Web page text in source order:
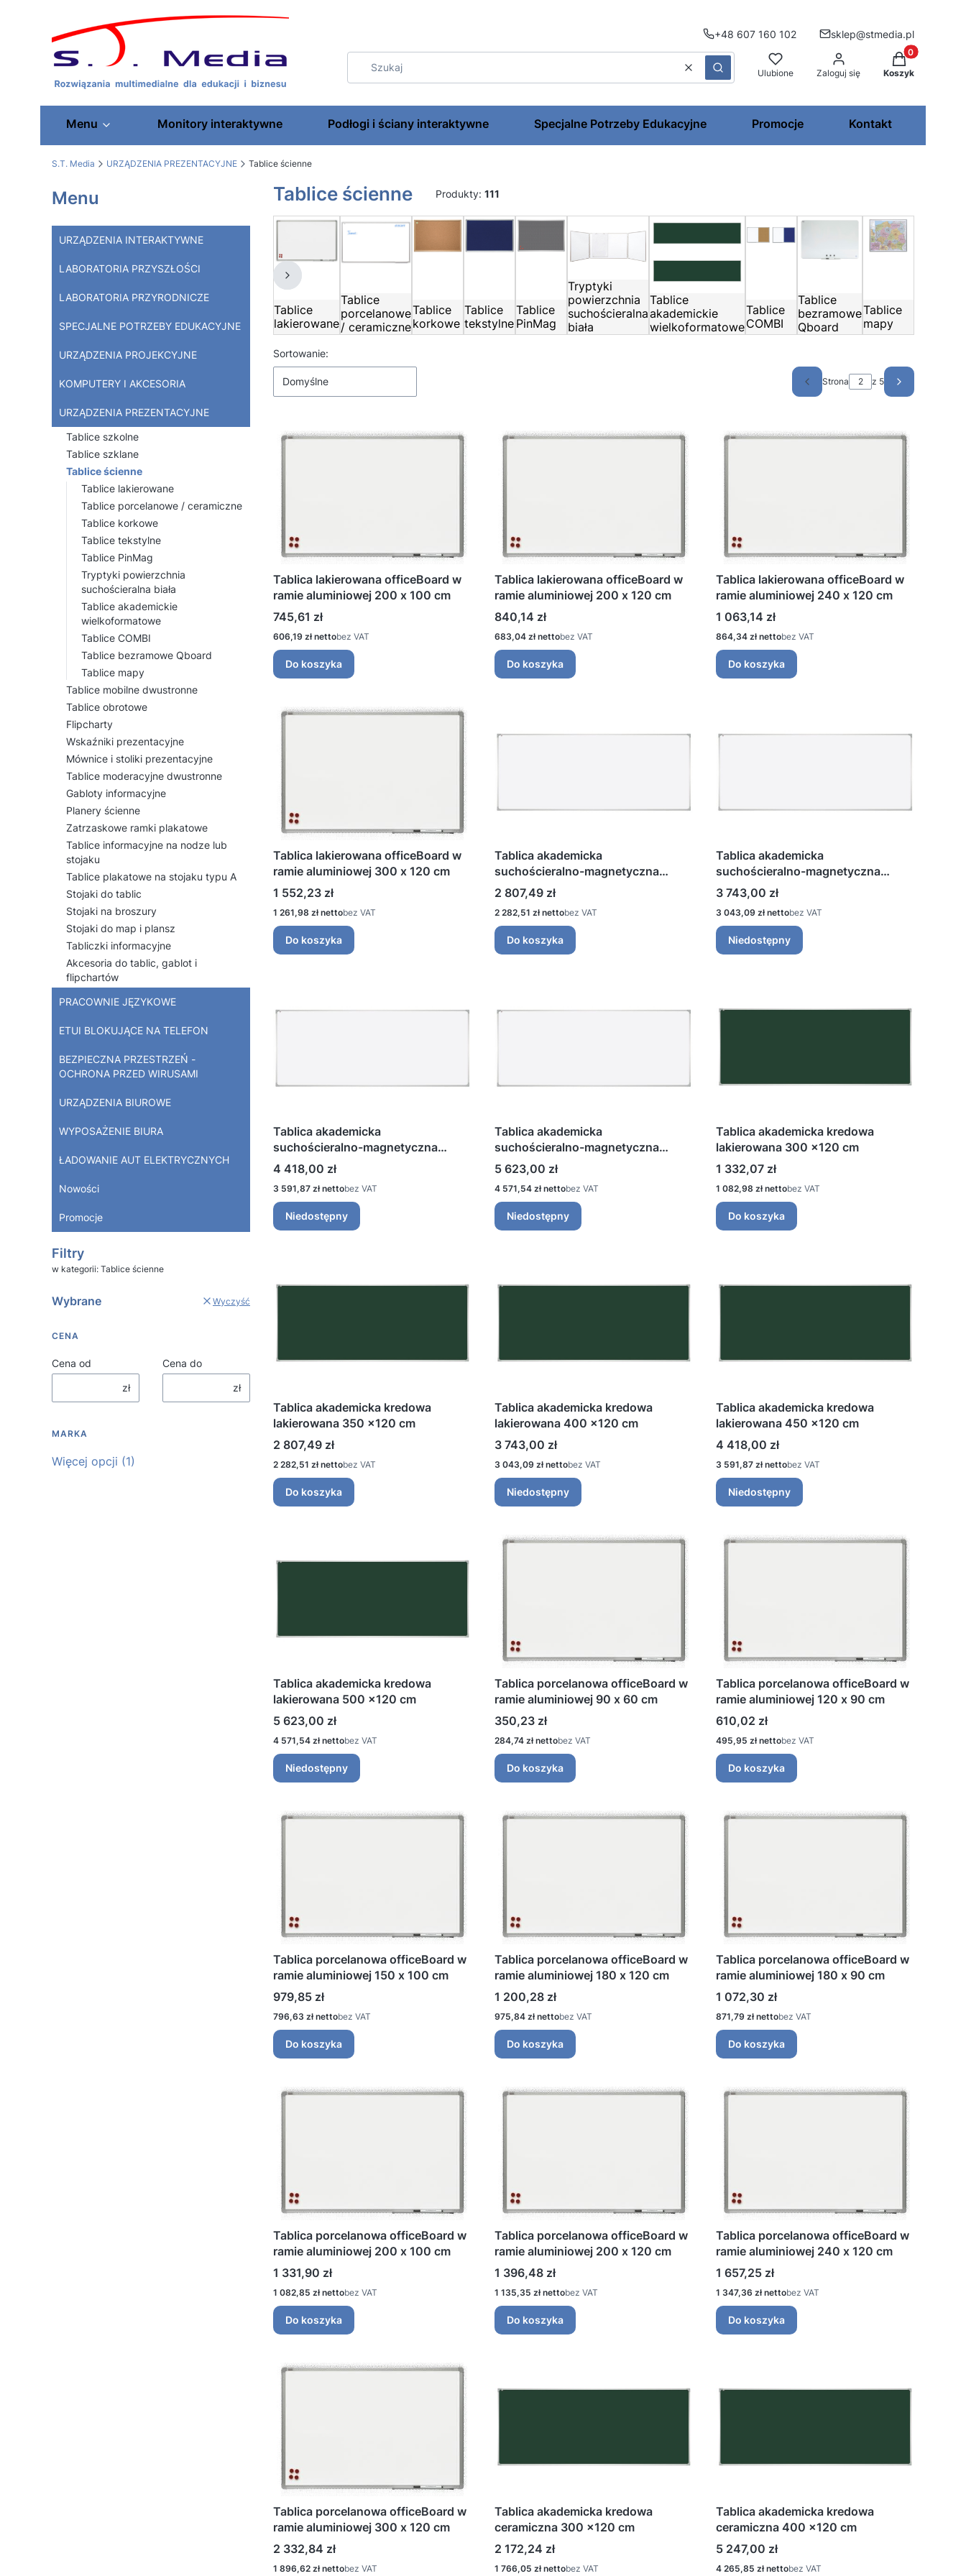
+48 607 160 102 sklep@stmedia.pl
WyczyśćSzukaj Ulubione Zaloguj się
Produkty w
Koszyk
Menu Monitory interaktywne Podłogi i ściany interaktywne Specjalne Potrzeby Edukacyjne Promocje Kontakt
S.T. Media URZĄDZENIA PREZENTACYJNE Tablice ścienne
Menu
URZĄDZENIA INTERAKTYWNE
LABORATORIA PRZYSZŁOŚCI
LABORATORIA PRZYRODNICZE
SPECJALNE POTRZEBY EDUKACYJNE
URZĄDZENIA PROJEKCYJNE
KOMPUTERY I AKCESORIA
URZĄDZENIA PREZENTACYJNE
Tablice szkolne
Tablice szklane
Tablice ścienne
Tablice lakierowane
Tablice porcelanowe / ceramiczne
Tablice korkowe
Tablice tekstylne
Tablice PinMag
Tryptyki powierzchnia
suchościeralna biała
Tablice akademickie
wielkoformatowe
Tablice COMBI
Tablice bezramowe Qboard
Tablice mapy
Tablice mobilne dwustronne
Tablice obrotowe
Flipcharty
Wskaźniki prezentacyjne
Mównice i stoliki prezentacyjne
Tablice moderacyjne dwustronne
Gabloty informacyjne
Planery ścienne
Zatrzaskowe ramki plakatowe
Tablice informacyjne na nodze lub
stojaku
Tablice plakatowe na stojaku typu A
Stojaki do tablic
Stojaki na broszury
Stojaki do map i plansz
Tabliczki informacyjne
Akcesoria do tablic, gablot i
flipchartów
PRACOWNIE JĘZYKOWE
ETUI BLOKUJĄCE NA TELEFON
BEZPIECZNA PRZESTRZEŃ -
OCHRONA PRZED WIRUSAMI
URZĄDZENIA BIUROWE
WYPOSAŻENIE BIURA
ŁADOWANIE AUT ELEKTRYCZNYCH
Nowości
Promocje
Filtry
w kategorii: Tablice ścienne
Wybrane Wyczyść
CENA
Cena od
zł
Cena do
zł
MARKA
Marka
Więcej opcji (1)
Tablice ścienne Produkty: 111
Tablice
lakierowane
Tablice
porcelanowe
/ ceramiczne
Tablice
korkowe
Tablice
tekstylne
Tablice
PinMag
Tryptyki
powierzchnia
suchościeralna
biała
Tablice
akademickie
wielkoformatowe
Tablice
COMBI
Tablice
bezramowe
Qboard
Tablice
mapy
Lista produktów
Sortowanie:
Domyślne Poprzednie produkty
Strona z 5 Następne
Tablica lakierowana officeBoard w
ramie aluminiowej 200 x 100 cm
Cena
745,61 zł
Cena
606,19 zł bez VAT
Do koszyka
Tablica lakierowana officeBoard w
ramie aluminiowej 200 x 120 cm
Cena
840,14 zł
Cena
683,04 zł bez VAT
Do koszyka
Tablica lakierowana officeBoard w
ramie aluminiowej 240 x 120 cm
Cena
1 063,14 zł
Cena
864,34 zł bez VAT
Do koszyka
Tablica lakierowana officeBoard w
ramie aluminiowej 300 x 120 cm
Cena
1 552,23 zł
Cena
1 261,98 zł bez VAT
Do koszyka
Tablica akademicka
suchościeralno-magnetyczna
lakierowana 350 × 120 cm
Cena
2 807,49 zł
Cena
2 282,51 zł bez VAT
Do koszyka
Tablica akademicka
suchościeralno-magnetyczna
lakierowana 400 ×120 cm
Cena
3 743,00 zł
Cena
3 043,09 zł bez VAT
Niedostępny
Tablica akademicka
suchościeralno-magnetyczna
lakierowana 450 ×120 cm
Cena
4 418,00 zł
Cena
3 591,87 zł bez VAT
Niedostępny
Tablica akademicka
suchościeralno-magnetyczna
lakierowana 500 ×120 cm
Cena
5 623,00 zł
Cena
4 571,54 zł bez VAT
Niedostępny
Tablica akademicka kredowa
lakierowana 300 ×120 cm
Cena
1 332,07 zł
Cena
1 082,98 zł bez VAT
Do koszyka
Tablica akademicka kredowa
lakierowana 350 ×120 cm
Cena
2 807,49 zł
Cena
2 282,51 zł bez VAT
Do koszyka
Tablica akademicka kredowa
lakierowana 400 ×120 cm
Cena
3 743,00 zł
Cena
3 043,09 zł bez VAT
Niedostępny
Tablica akademicka kredowa
lakierowana 450 ×120 cm
Cena
4 418,00 zł
Cena
3 591,87 zł bez VAT
Niedostępny
Tablica akademicka kredowa
lakierowana 500 ×120 cm
Cena
5 623,00 zł
Cena
4 571,54 zł bez VAT
Niedostępny
Tablica porcelanowa officeBoard w
ramie aluminiowej 90 x 60 cm
Cena
350,23 zł
Cena
284,74 zł bez VAT
Do koszyka
Tablica porcelanowa officeBoard w
ramie aluminiowej 120 x 90 cm
Cena
610,02 zł
Cena
495,95 zł bez VAT
Do koszyka
Tablica porcelanowa officeBoard w
ramie aluminiowej 150 x 100 cm
Cena
979,85 zł
Cena
796,63 zł bez VAT
Do koszyka
Tablica porcelanowa officeBoard w
ramie aluminiowej 180 x 120 cm
Cena
1 200,28 zł
Cena
975,84 zł bez VAT
Do koszyka
Tablica porcelanowa officeBoard w
ramie aluminiowej 180 x 90 cm
Cena
1 072,30 zł
Cena
871,79 zł bez VAT
Do koszyka
Tablica porcelanowa officeBoard w
ramie aluminiowej 200 x 100 cm
Cena
1 331,90 zł
Cena
1 082,85 zł bez VAT
Do koszyka
Tablica porcelanowa officeBoard w
ramie aluminiowej 200 x 120 cm
Cena
1 396,48 zł
Cena
1 135,35 zł bez VAT
Do koszyka
Tablica porcelanowa officeBoard w
ramie aluminiowej 240 x 120 cm
Cena
1 657,25 zł
Cena
1 347,36 zł bez VAT
Do koszyka
Tablica porcelanowa officeBoard w
ramie aluminiowej 300 x 120 cm
Cena
2 332,84 zł
Cena
1 896,62 zł bez VAT
Tablica akademicka kredowa
ceramiczna 300 ×120 cm
Cena
2 172,24 zł
Cena
1 766,05 zł bez VAT
Tablica akademicka kredowa
ceramiczna 400 ×120 cm
Cena
5 247,00 zł
Cena
4 265,85 zł bez VAT